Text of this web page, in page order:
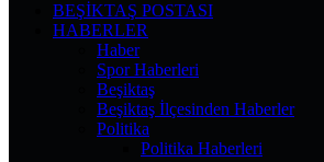
BEŞIKTAŞ POSTASI
HABERLER
Haber
Spor Haberleri
Beşiktaş
Beşiktaş İlçesinden Haberler
Politika
Politika Haberleri